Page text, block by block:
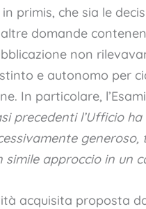
primis, che sia le
domande
non
e autonomo per
In particolare,
precedenti l’Ufficio
generoso,
approccio in un
acquisita proposta